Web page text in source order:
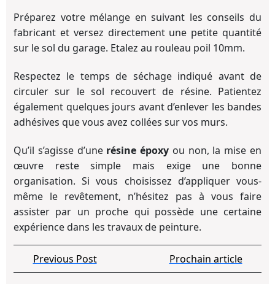
Préparez votre mélange en suivant les conseils du
fabricant et versez directement une petite quantité
sur le sol du garage. Etalez au rouleau poil 10mm.
Respectez le temps de séchage indiqué avant de
circuler sur le sol recouvert de résine. Patientez
également quelques jours avant d’enlever les bandes
adhésives que vous avez collées sur vos murs.
Qu’il s’agisse d’une résine époxy ou non, la mise en
œuvre reste simple mais exige une bonne
organisation. Si vous choisissez d’appliquer vous-
même le revêtement, n’hésitez pas à vous faire
assister par un proche qui possède une certaine
expérience dans les travaux de peinture.
Navigation
de
Previous PostPrevious
Post
Prochain article